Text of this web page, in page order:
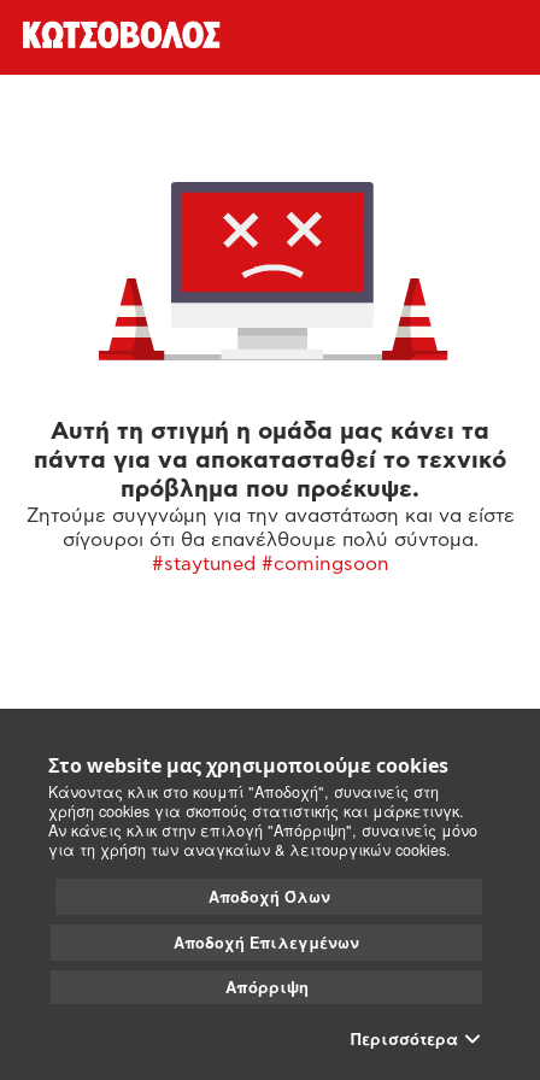
Στο website μας χρησιμοποιούμε cookies
Κάνοντας κλικ στο κουμπί "Αποδοχή", συναινείς στη
χρήση cookies για σκοπούς στατιστικής και μάρκετινγκ.
Αν κάνεις κλικ στην επιλογή "Απόρριψη", συναινείς μόνο
για τη χρήση των αναγκαίων & λειτουργικών cookies.
Αποδοχή Όλων
Αποδοχή Επιλεγμένων
Απόρριψη
Περισσότερα
Αυτή τη στιγμή η ομάδα μας κάνει τα
πάντα για να αποκατασταθεί το τεχνικό
πρόβλημα που προέκυψε.
Ζητούμε συγγνώμη για την αναστάτωση και να είστε
σίγουροι ότι θα επανέλθουμε πολύ σύντομα.
#staytuned #comingsoon